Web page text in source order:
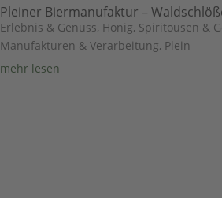
Pleiner Biermanufaktur –
Erlebnis & Genuss, Honig, Spiritousen &
Manufakturen & Verarbeitung, Plein
mehr lesen